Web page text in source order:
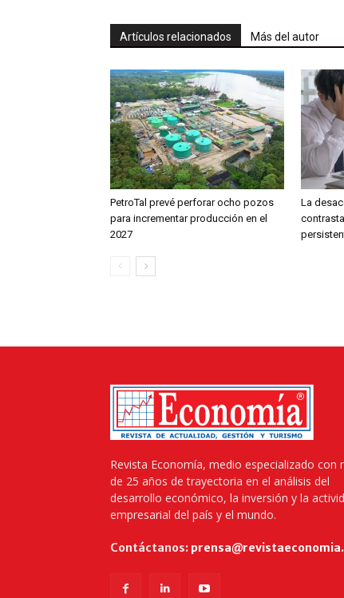
Artículos relacionados Más del autor
PetroTal prevé perforar ocho pozos
para incrementar producción en el
2027
La
Revista Economía, medio especializado con
de 25 años de trayectoria en el análisis del
desarrollo económico, la inversión y la
empresarial del país y el mundo.
Contáctanos: